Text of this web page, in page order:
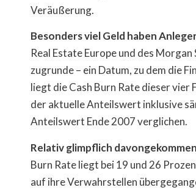
Veräußerung.
Besonders viel Geld haben
Real Estate Europe und des
zugrunde – ein Datum, zu dem die
liegt die Cash Burn Rate dieser vier
der aktuelle Anteilswert inklusive
Anteilswert Ende 2007 verglichen.
Relativ glimpflich davongekommen
Burn Rate liegt bei 19 und 26
auf ihre Verwahrstellen